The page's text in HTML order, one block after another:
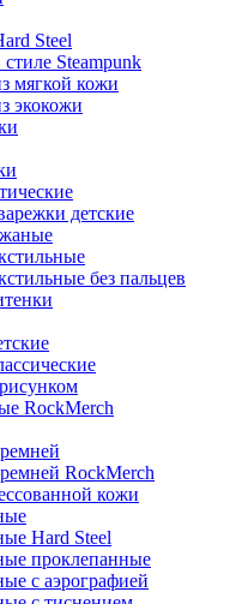
Steel
Steampunk
мягкой кожи
экокожи
детские
без пальцев
RockMerch
RockMerch
кожи
Hard Steel
проклепанные
с аэрографией